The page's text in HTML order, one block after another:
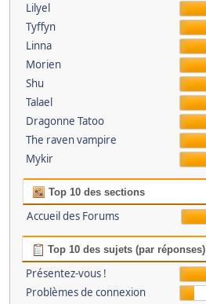
Lilyel
Tyffyn
Linna
Morien
Shu
Talael
Dragonne Tatoo
The raven vampire
Mykir
Top 10 des sections
Accueil des Forums
Top 10 des sujets (par réponses)
Présentez-vous !
Problèmes de connexion